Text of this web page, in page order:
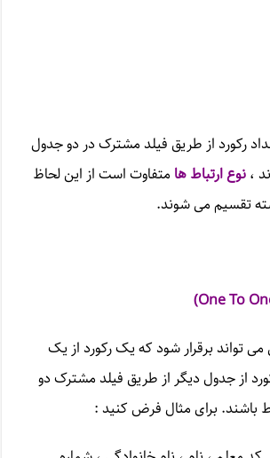
رکورد از طریق فیلد مشترک در دو جدول
،نوع ارتباط ها متفاوت است از این لحاظ
تقسیم می شوند.
One To
)
می تواند برقرار شود که یک رکورد از یک
از جدول دیگر از طریق فیلد مشترک دو
باشند. برای مثال فرض کنید :